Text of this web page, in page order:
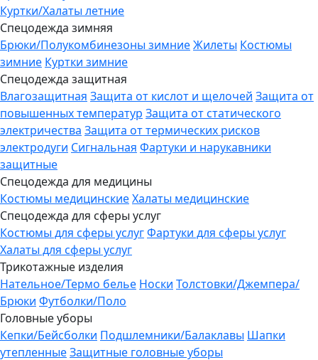
Куртки/Халаты летние
Спецодежда зимняя
Брюки/Полукомбинезоны зимниеЖилеты Костюмы
зимние Куртки зимние
Спецодежда защитная
Влагозащитная Защита от кислот и щелочей Защита от
повышенных температур Защита от статического
электричества Защита от термических рисков
электродуги Сигнальная Фартуки и нарукавники
защитные
Спецодежда для медицины
Костюмы медицинскиеХалаты медицинские
Спецодежда для сферы услуг
Костюмы для сферы услугФартуки для сферы услуг
Халаты для сферы услуг
Трикотажные изделия
Нательное/Термо белье Носки Толстовки/Джемпера/
Брюки Футболки/Поло
Головные уборы
Кепки/Бейсболки Подшлемники/Балаклавы Шапки
утепленныеЗащитные головные уборы